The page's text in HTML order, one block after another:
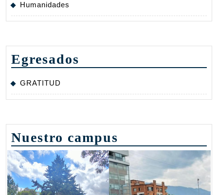
Humanidades
Egresados
GRATITUD
Nuestro campus